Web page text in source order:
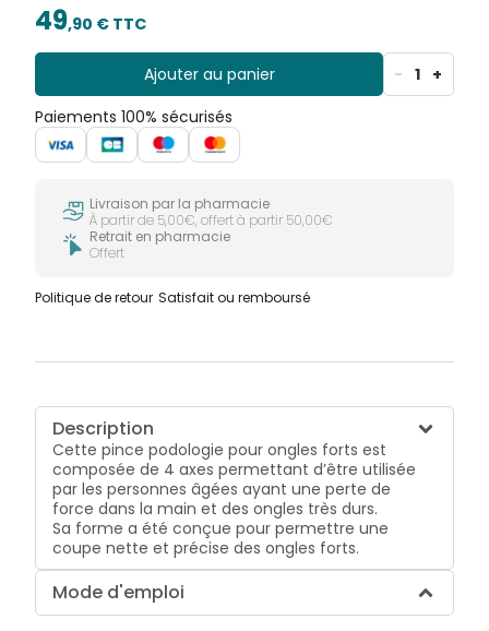
49,90 € TTC
Ajouter au panier - 1 +
Paiements 100% sécurisés
Livraison par la pharmacie
À partir de 5,00€, offert à partir 50,00€
Retrait en pharmacie
Offert
Politique de retour Satisfait ou remboursé
Description
Cette pince podologie pour ongles forts est
composée de 4 axes permettant d’être utilisée
par les personnes âgées ayant une perte de
force dans la main et des ongles très durs.
Sa forme a été conçue pour permettre une
coupe nette et précise des ongles forts.
Mode d'emploi